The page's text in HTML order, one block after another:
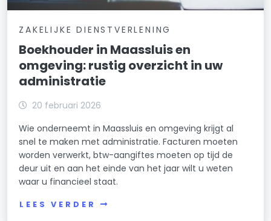
ZAKELIJKE DIENSTVERLENING
Boekhouder in Maassluis en
omgeving: rustig overzicht in uw
administratie
20 februari 2026
Wie onderneemt in Maassluis en omgeving krijgt al
snel te maken met administratie. Facturen moeten
worden verwerkt, btw-aangiftes moeten op tijd de
deur uit en aan het einde van het jaar wilt u weten
waar u financieel staat.
LEES VERDER